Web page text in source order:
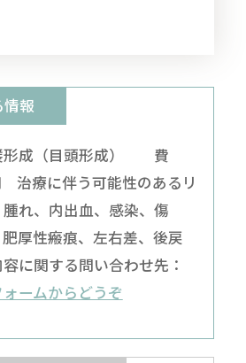
報
形成（目頭形成） 費
治療に伴う可能性のあるリ
れ、内出血、感染、傷
厚性瘢痕、左右差、後戻
に関する問い合わせ先：
ームからどうぞ